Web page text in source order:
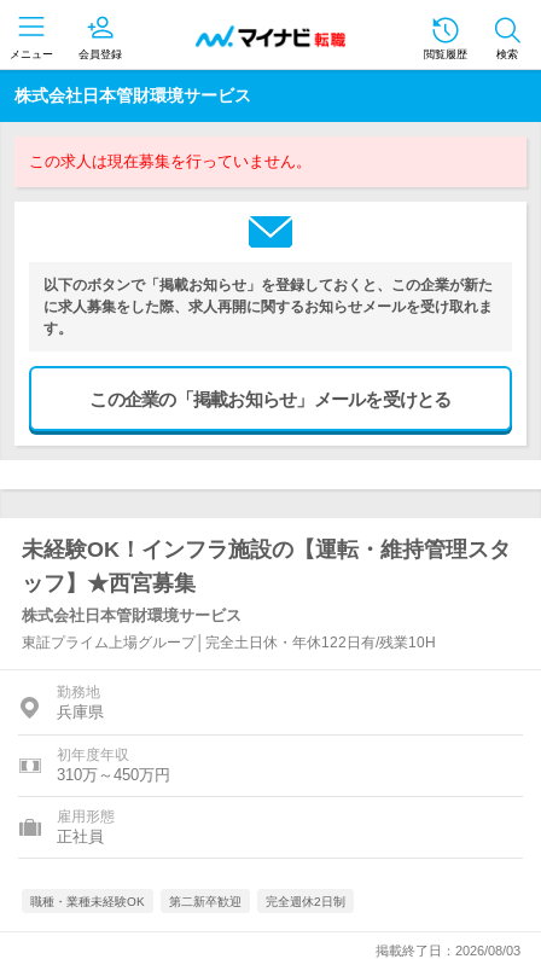
メニュー 会員登録 閲覧履歴 検索
株式会社日本管財環境サービス
この求人は現在募集を行っていません。
以下のボタンで「掲載お知らせ」を登録しておくと、この企業が新た
に求人募集をした際、求人再開に関するお知らせメールを受け取れま
す。
この企業の「掲載お知らせ」メールを受けとる
未経験OK！インフラ施設の【運転・維持管理スタ
ッフ】★西宮募集
株式会社日本管財環境サービス
東証プライム上場グループ│完全土日休・年休122日有/残業10H
勤務地
兵庫県
初年度年収
310万～450万円
雇用形態
正社員
職種・業種未経験OK 第二新卒歓迎 完全週休2日制
掲載終了日：2026/08/03